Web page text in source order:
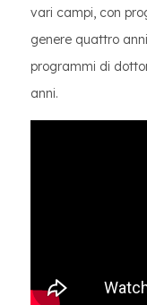
vari campi, con
genere quattro
programmi di
anni.